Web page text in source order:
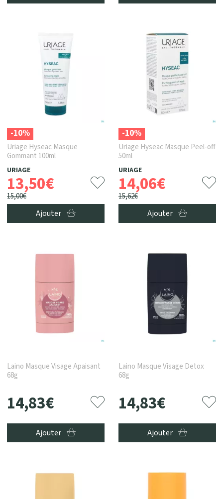
-10%
Uriage Hyseac Masque
Gommant 100ml
URIAGE
13,50€
15,00€
Ajouter
-10%
Uriage Hyseac Masque Peel-off
50ml
URIAGE
14,06€
15,62€
Ajouter
Laino Masque Visage Apaisant
68g
14,83€
Ajouter
Laino Masque Visage Detox
68g
14,83€
Ajouter